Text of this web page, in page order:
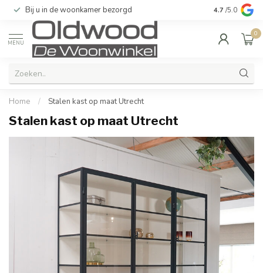
Bij u in de woonkamer bezorgd Kwaliteit &
4.7 /5.0
MENU
0
Home / Stalen kast op maat Utrecht
Stalen kast op maat Utrecht